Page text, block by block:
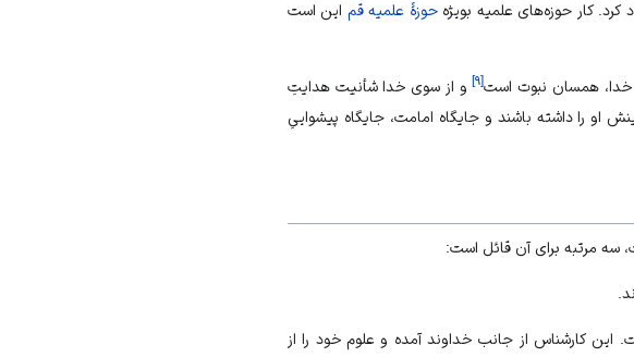
کار حوزه‌های علمیه بویژهحوزهٔ علمیه قم این است
خدا، همسان نبوت است[۹]و از سوی خدا شأنیت هدایتِ
او را داشته باشند و جایگاه امامت، جایگاه پیشواییِ
سه مرتبه برای آن قائل است:
این کارشناس از جانب خداوند آمده و علوم خود را از